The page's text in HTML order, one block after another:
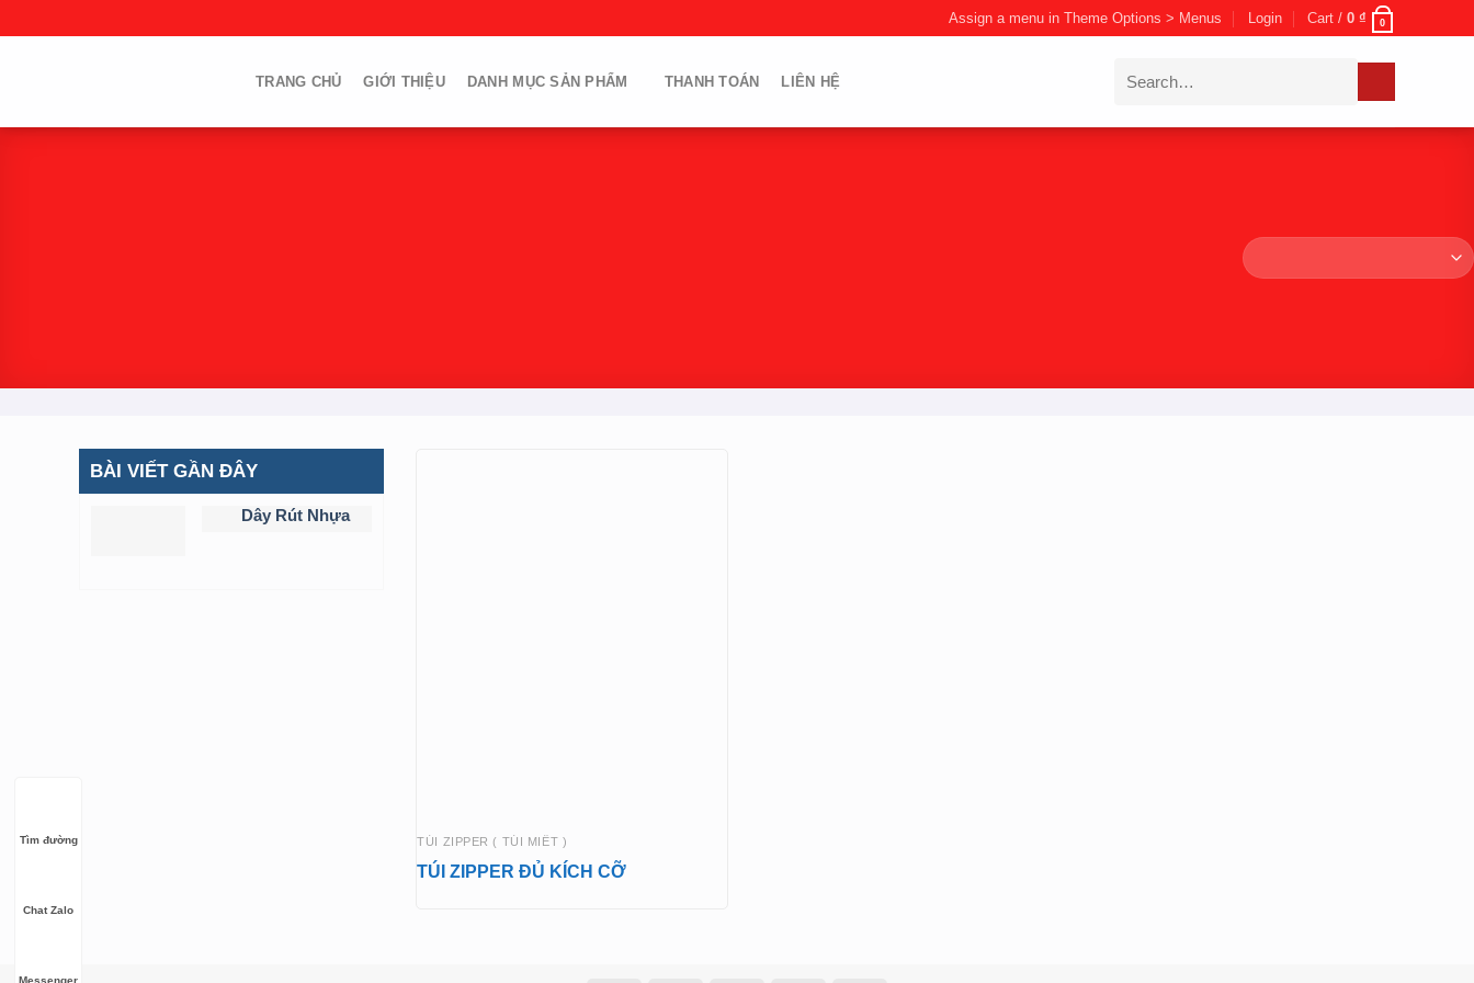
to
Assign a menu in Theme Options > Menus Login Cart / 0 ₫ 0
TRANG CHỦ GIỚI THIỆU DANH MỤC SẢN PHẨM THANH TOÁN LIÊN HỆ
for:
BÀI VIẾT GẦN ĐÂY
Dây Rút Nhựa
TÚI ZIPPER ( TÚI MIẾT )
TÚI ZIPPER ĐỦ KÍCH CỠ
Tìm đường
Chat Zalo
Messenger
Tìm đường
Chat Zalo
Messenger